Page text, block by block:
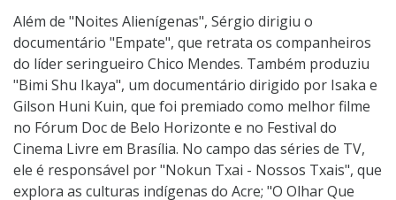
Além de "Noites Alienígenas", Sérgio dirigiu o
documentário "Empate", que retrata os companheiros
do líder seringueiro Chico Mendes. Também produziu
"Bimi Shu Ikaya", um documentário dirigido por Isaka e
Gilson Huni Kuin, que foi premiado como melhor filme
no Fórum Doc de Belo Horizonte e no Festival do
Cinema Livre em Brasília. No campo das séries de TV,
ele é responsável por "Nokun Txai - Nossos Txais", que
explora as culturas indígenas do Acre; "O Olhar Que